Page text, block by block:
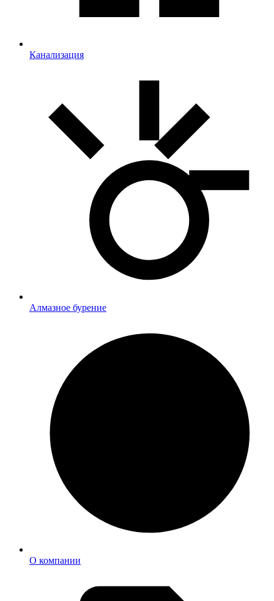
Канализация
Алмазное бурение
О компании